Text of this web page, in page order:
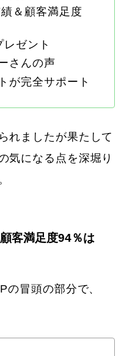
＆顧客満足度
ゼント
さんの声
が完全サポート
れましたが果たして
気になる点を深堀り
客満足度94％は
冒頭の部分で、